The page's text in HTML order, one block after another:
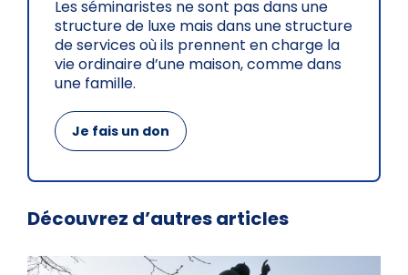
Les séminaristes ne sont pas dans une
structure de luxe mais dans une structure
de services où ils prennent en charge la
vie ordinaire d’une maison, comme dans
une famille.
Je fais un don
Découvrez d’autres articles